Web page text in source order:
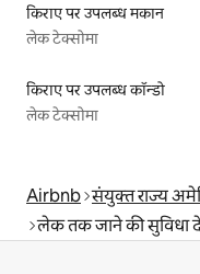
किराए पर उपलब्ध मकान
लेक टेक्सोमा
किराए पर उपलब्ध कॉन्डो
लेक टेक्सोमा
Airbnb संयुक्त राज्य
लेक तक जाने की सुविधा